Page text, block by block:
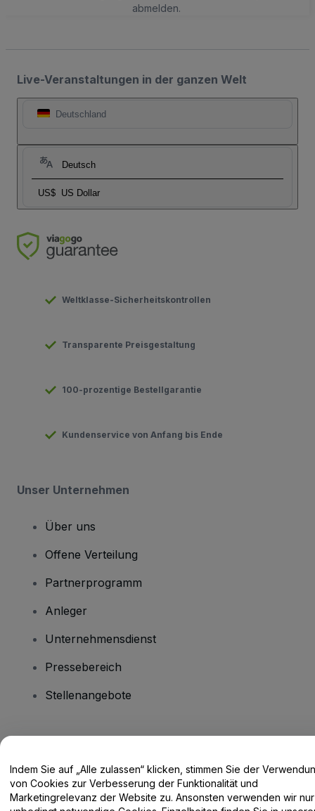
abmelden.
Live-Veranstaltungen in der ganzen Welt
Deutschland
Deutsch
US$ US Dollar
Weltklasse-Sicherheitskontrollen
Transparente Preisgestaltung
100-prozentige Bestellgarantie
Kundenservice von Anfang bis Ende
Unser Unternehmen
Über uns
Offene Verteilung
Partnerprogramm
Anleger
Unternehmensdienst
Pressebereich
Stellenangebote
Hilfe-Center / Kontakt
Indem Sie auf „Alle zulassen“ klicken, stimmen Sie der
von Cookies zur Verbesserung der Funktionalität und
Marketingrelevanz der Website zu. Ansonsten verwenden wir nur